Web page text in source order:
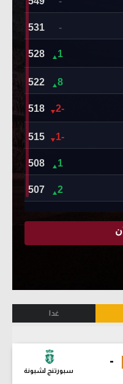
غدا
-
سبورتنج لشبونة